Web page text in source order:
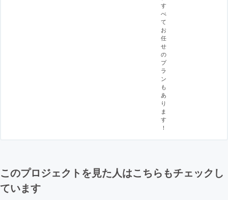
す
べ
て
お
任
せ
の
プ
ラ
ン
も
あ
り
ま
す
！
このプロジェクトを見た人はこちらもチェックし
ています